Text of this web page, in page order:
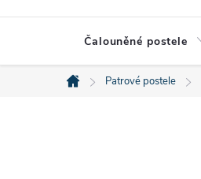
Čalouněné postele
Domů
Patrové postele